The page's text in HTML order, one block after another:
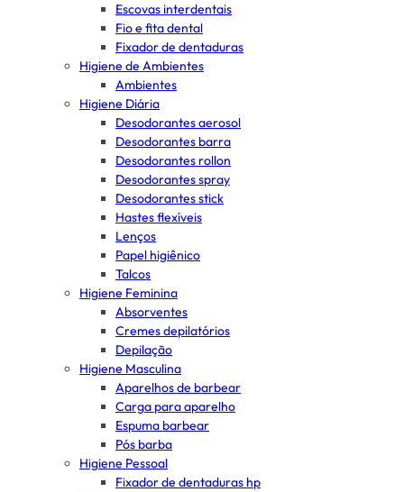
Escovas interdentais
Fio e fita dental
Fixador de dentaduras
Higiene de Ambientes
Ambientes
Higiene Diária
Desodorantes aerosol
Desodorantes barra
Desodorantes rollon
Desodorantes spray
Desodorantes stick
Hastes flexíveis
Lenços
Papel higiênico
Talcos
Higiene Feminina
Absorventes
Cremes depilatórios
Depilação
Higiene Masculina
Aparelhos de barbear
Carga para aparelho
Espuma barbear
Pós barba
Higiene Pessoal
Fixador de dentaduras hp